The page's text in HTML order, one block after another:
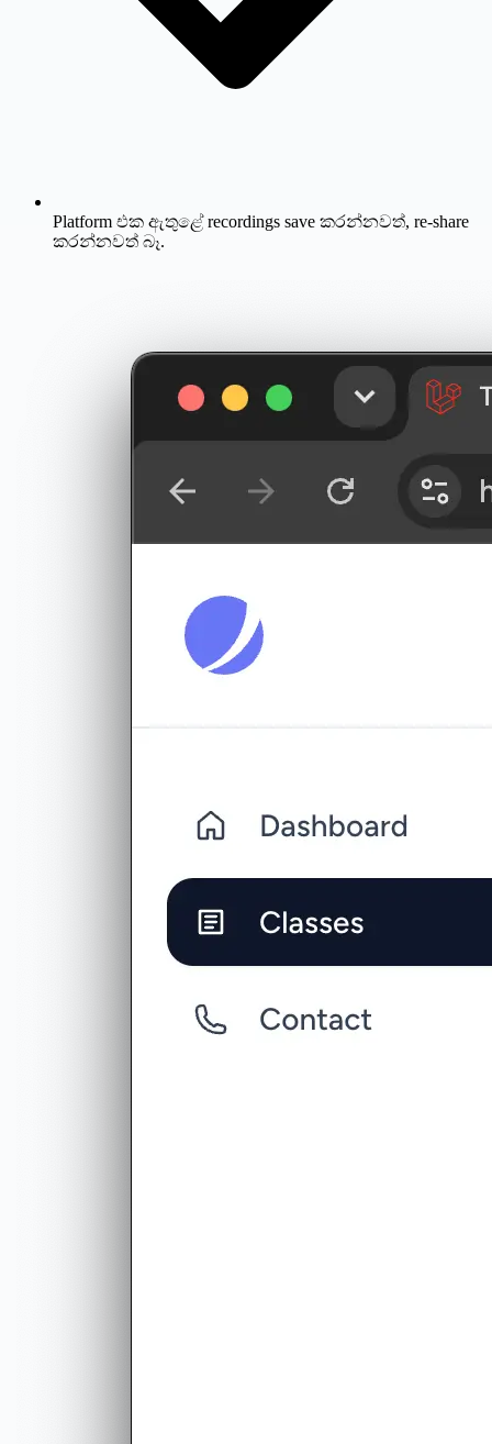
Platform එක ඇතුළේ recordings save කරන්නවත්, re-share
කරන්නවත් බෑ.